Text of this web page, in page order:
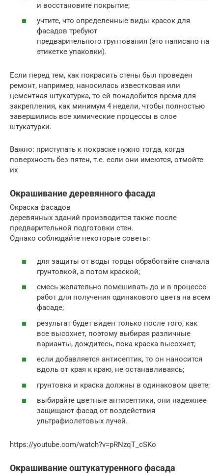
и восстановите покрытие;
учтите, что определенные виды красок для
фасадов требуют
предварительного грунтования (это написано на
этикетке упаковки).
Если перед тем, как покрасить стены был проведен
ремонт, например, наносилась известковая или
цементная штукатурка, то ей понадобится время для
закрепления, как минимум 4 недели, чтобы полностью
завершились все химические процессы в слое
штукатурки.
Важно: приступать к покраске нужно тогда, когда
поверхность без пятен, т.е. если они имеются, отмойте
их
Окрашивание деревянного фасада
Окраска фасадов
деревянных зданий производится также после
предварительной подготовки стен.
Однако соблюдайте некоторые советы:
для защиты от воды торцы обработайте сначала
грунтовкой, а потом краской;
смесь желательно помешивать до и в процессе
работ для получения одинакового цвета на всем
фасаде;
результат будет виден только после того, как
все высохнет, поэтому выбирая различные
варианты, дождитесь, пока краска высохнет;
если добавляется антисептик, то он наносится
вдоль от края к краю, не останавливаясь;
грунтовка и краска должны в одинаковом цвете;
выбирайте цветные антисептики, они надежнее
защищают фасад от воздействия
ультрафиолетовых лучей.
https://youtube.com/watch?v=pRNzqT_cSKo
Окрашивание оштукатуренного фасада